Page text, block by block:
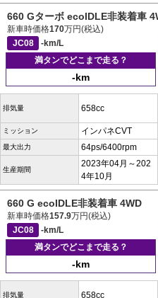
660 Gターボ ecoIDLE非装着車
新車時価格170万円(税込)
JC08
-km/L
満タンでどこまで走る？
-km
排気量 658cc
ミッション インパネCVT
最大出力 64ps/6400rpm
生産期間
2023年04月～202
4年10月
660 G ecoIDLE非装着車 4WD
新車時価格157.9万円(税込)
JC08
-km/L
満タンでどこまで走る？
-km
排気量 658cc